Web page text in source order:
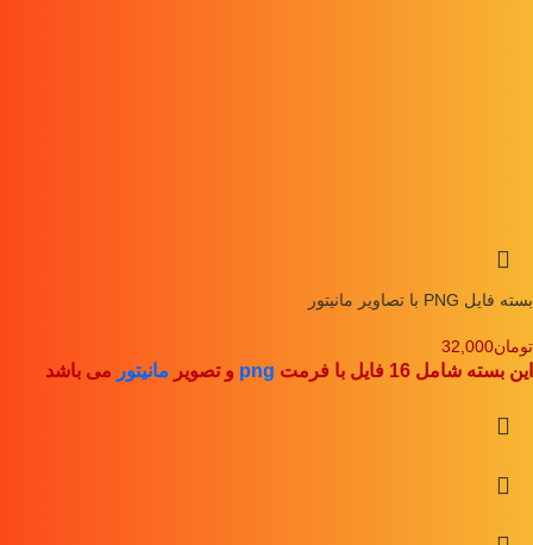
بسته فایل PNG با تصاویر مانیتور
تومان32,000
این بسته شامل 16 فایل با فرمت png و تصویر مانیتور می باشد